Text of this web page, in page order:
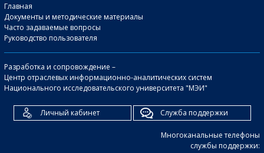
Главная
Документы и методические материалы
Часто задаваемые вопросы
Руководство пользователя
Разработка и сопровождение –
Центр отраслевых информационно-аналитических систем
Национального исследовательского университета "МЭИ"
Личный кабинет Служба поддержки
Многоканальные телефоны
службы поддержки: